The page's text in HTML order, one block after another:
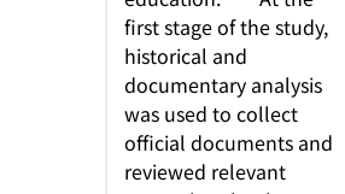
first stage of the study,
historical and
documentary analysis
was used to collect
official documents and
reviewed relevant